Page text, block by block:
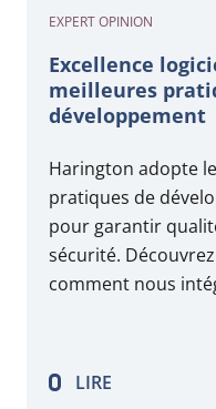
EXPERT OPINION
Excellence
meilleures
développement
Harington adopte
pratiques de
pour garantir
sécurité.
comment nous
LIRE